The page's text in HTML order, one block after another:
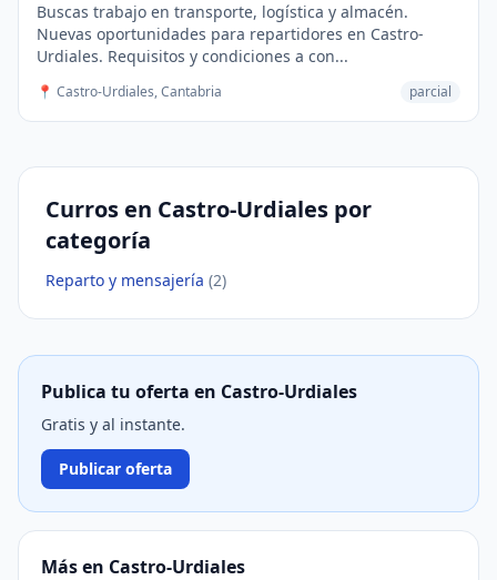
Buscas trabajo en transporte, logística y almacén.
Nuevas oportunidades para repartidores en Castro-
Urdiales. Requisitos y condiciones a con...
📍 Castro-Urdiales, Cantabria parcial
Curros en Castro-Urdiales por
categoría
Reparto y mensajería (2)
Publica tu oferta en Castro-Urdiales
Gratis y al instante.
Publicar oferta
Más en Castro-Urdiales